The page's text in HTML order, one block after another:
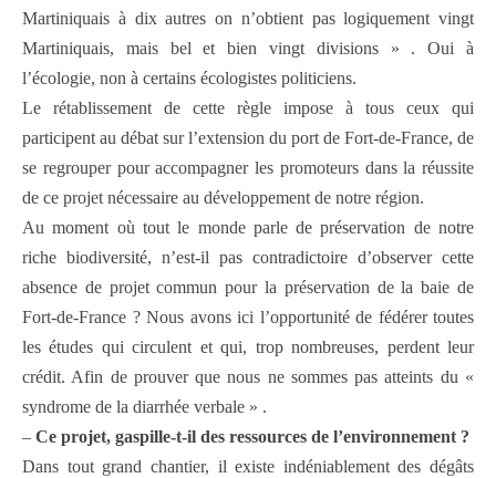
Martiniquais à dix autres on n’obtient pas logiquement vingt
Martiniquais, mais bel et bien vingt divisions » . Oui à
l’écologie, non à certains écologistes politiciens.
Le rétablissement de cette règle impose à tous ceux qui
participent au débat sur l’extension du port de Fort-de-France, de
se regrouper pour accompagner les promoteurs dans la réussite
de ce projet nécessaire au développement de notre région.
Au moment où tout le monde parle de préservation de notre
riche biodiversité, n’est-il pas contradictoire d’observer cette
absence de projet commun pour la préservation de la baie de
Fort-de-France ? Nous avons ici l’opportunité de fédérer toutes
les études qui circulent et qui, trop nombreuses, perdent leur
crédit. Afin de prouver que nous ne sommes pas atteints du «
syndrome de la diarrhée verbale » .
– Ce projet, gaspille-t-il des ressources de l’environnement ?
Dans tout grand chantier, il existe indéniablement des dégâts